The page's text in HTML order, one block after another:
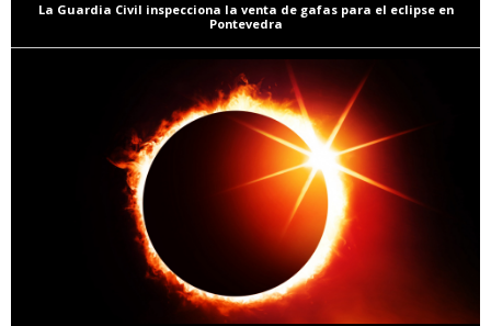
La Guardia Civil inspecciona la venta de gafas para el eclipse en
Pontevedra